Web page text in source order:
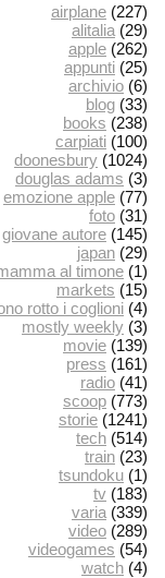
airplane (227)
alitalia (29)
apple (262)
appunti (25)
archivio (6)
blog (33)
books (238)
carpiati (100)
doonesbury (1024)
douglas adams (3)
emozione apple (77)
foto (31)
giovane autore (145)
japan (29)
al timone (1)
markets (15)
rotto i coglioni (4)
mostly weekly (3)
movie (139)
press (161)
radio (41)
scoop (773)
storie (1241)
tech (514)
train (23)
tsundoku (1)
tv (183)
varia (339)
video (289)
videogames (54)
watch (4)